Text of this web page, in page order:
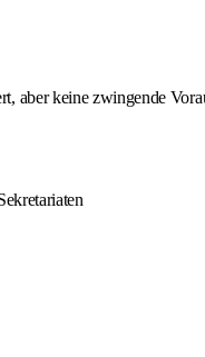
aber keine zwingende